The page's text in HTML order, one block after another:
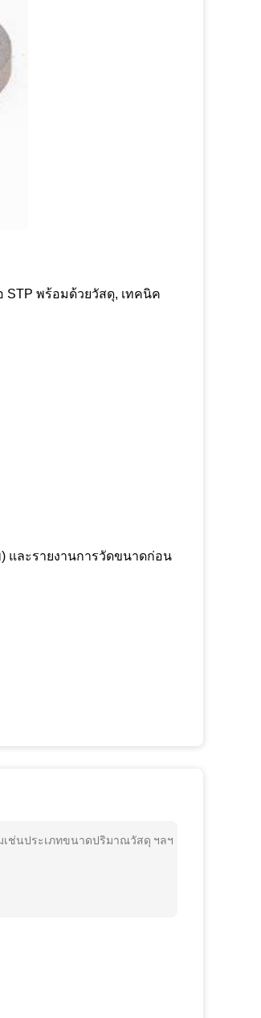
STP พร้อมด้วยวัสดุ, เทคนิค
และรายงานการวัดขนาดก่อน
เช่นประเภทขนาดปริมาณวัสดุ ฯลฯ